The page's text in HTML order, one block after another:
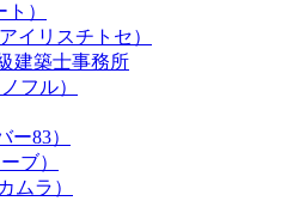
）
イリスチトセ）
建築士事務所
フル）
ー83）
ブ）
ムラ）